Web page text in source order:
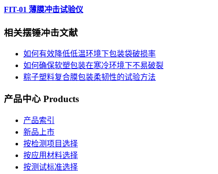
FIT-01 薄膜冲击试验仪
相关摆锤冲击文献
如何有效降低低温环境下包装袋破损率
如何确保软塑包装在寒冷环境下不易破裂
粽子塑料复合膜包装柔韧性的试验方法
产品中心 Products
产品索引
新品上市
按检测项目选择
按应用材料选择
按测试标准选择